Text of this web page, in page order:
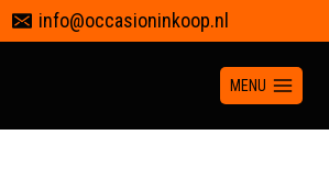
info@occasioninkoop.nl
MENU